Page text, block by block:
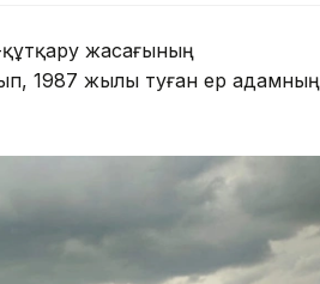
құтқару жасағының
1987 жылы туған ер адамның